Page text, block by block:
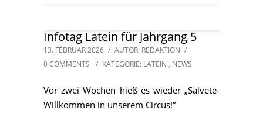
Infotag Latein für Jahrgang 5
13. FEBRUAR 2026 / AUTOR: REDAKTION /
0 COMMENTS
/ KATEGORIE: LATEIN , NEWS
Vor zwei Wochen hieß es wieder „Salvete-
Willkommen in unserem Circus!“